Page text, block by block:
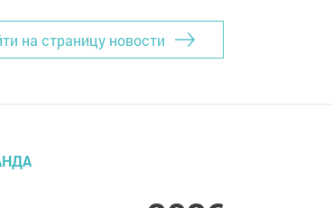
на страницу новости